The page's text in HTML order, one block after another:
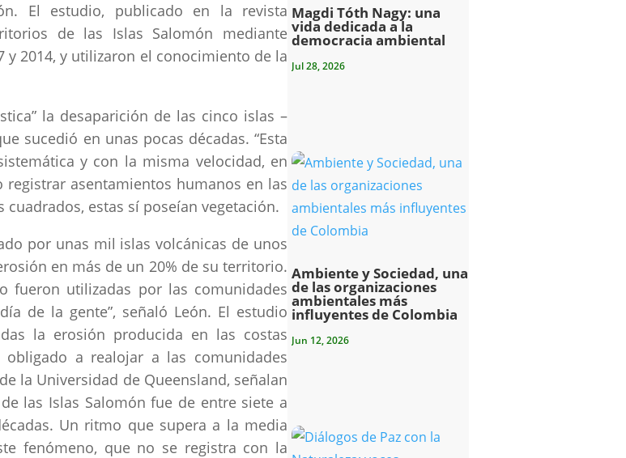
El estudio, publicado en la revista
de las Islas Salomón mediante
y 2014, y utilizaron el conocimiento de la
la desaparición de las cinco islas –
sucedió en unas pocas décadas. “Esta
y con la misma velocidad, en
registrar asentamientos humanos en las
cuadrados, estas sí poseían vegetación.
por unas mil islas volcánicas de unos
en más de un 20% de su territorio.
fueron utilizadas por las comunidades
de la gente”, señaló León. El estudio
la erosión producida en las costas
a realojar a las comunidades
la Universidad de Queensland, señalan
las Islas Salomón fue de entre siete a
Un ritmo que supera a la media
fenómeno, que no se registra con la
Magdi Tóth Nagy: una
vida dedicada a la
democracia ambiental
Jul 28, 2026
Ambiente y Sociedad, una
de las organizaciones
ambientales más
influyentes de Colombia
Jun 12, 2026